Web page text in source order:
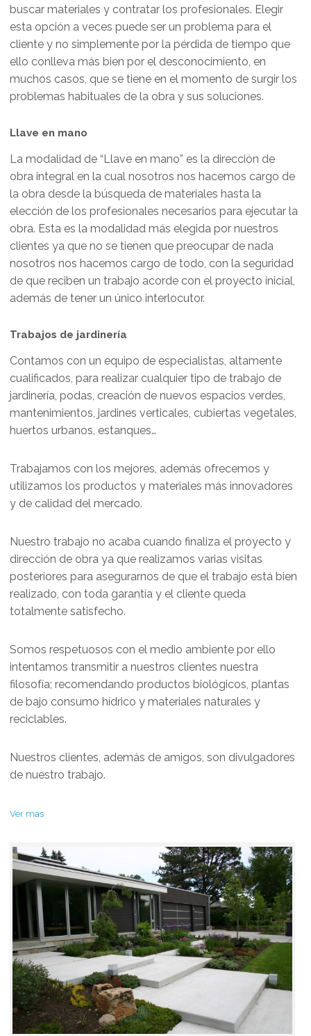
buscar materiales y contratar los profesionales. Elegir
esta opción a veces puede ser un problema para el
cliente y no simplemente por la pérdida de tiempo que
ello conlleva más bien por el desconocimiento, en
muchos casos, que se tiene en el momento de surgir los
problemas habituales de la obra y sus soluciones.
Llave en mano
La modalidad de “Llave en mano” es la dirección de
obra integral en la cual nosotros nos hacemos cargo de
la obra desde la búsqueda de materiales hasta la
elección de los profesionales necesarios para ejecutar la
obra. Esta es la modalidad más elegida por nuestros
clientes ya que no se tienen que preocupar de nada
nosotros nos hacemos cargo de todo, con la seguridad
de que reciben un trabajo acorde con el proyecto inicial,
además de tener un único interlocutor.
Trabajos de jardinería
Contamos con un equipo de especialistas, altamente
cualificados, para realizar cualquier tipo de trabajo de
jardinería, podas, creación de nuevos espacios verdes,
mantenimientos, jardines verticales, cubiertas vegetales,
huertos urbanos, estanques…
Trabajamos con los mejores, además ofrecemos y
utilizamos los productos y materiales más innovadores
y de calidad del mercado.
Nuestro trabajo no acaba cuando finaliza el proyecto y
dirección de obra ya que realizamos varias visitas
posteriores para asegurarnos de que el trabajo está bien
realizado, con toda garantía y el cliente queda
totalmente satisfecho.
Somos respetuosos con el medio ambiente por ello
intentamos transmitir a nuestros clientes nuestra
filosofía; recomendando productos biológicos, plantas
de bajo consumo hídrico y materiales naturales y
reciclables.
Nuestros clientes, además de amigos, son divulgadores
de nuestro trabajo.
Ver mas